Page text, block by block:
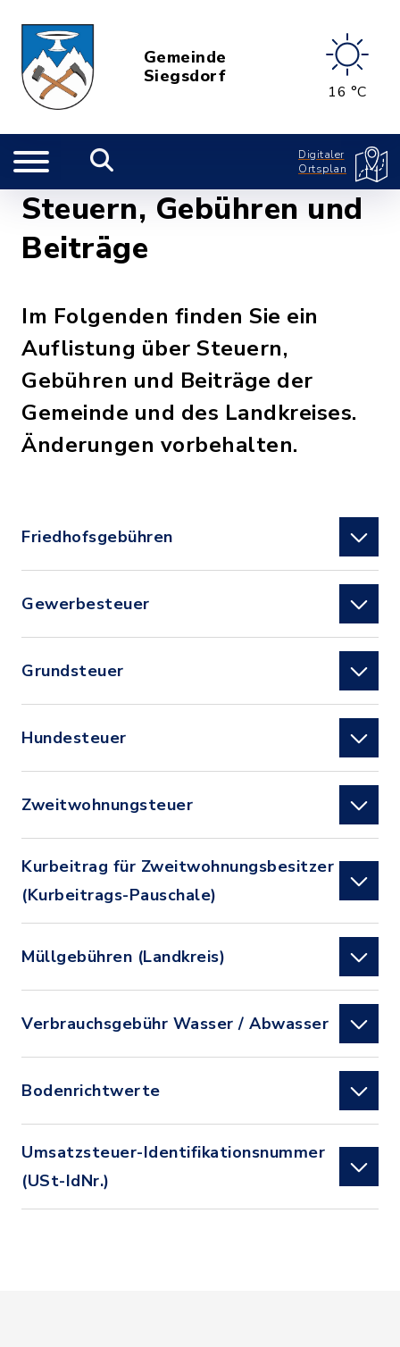
Gemeinde
Siegsdorf
16 °C
Digitaler
Ortsplan
Steuern, Gebühren und
Beiträge
Im Folgenden finden Sie ein
Auflistung über Steuern,
Gebühren und Beiträge der
Gemeinde und des Landkreises.
Änderungen vorbehalten.
Friedhofsgebühren
Gewerbesteuer
Grundsteuer
Hundesteuer
Zweitwohnungsteuer
Kurbeitrag für Zweitwohnungsbesitzer
(Kurbeitrags-Pauschale)
Müllgebühren (Landkreis)
Verbrauchsgebühr Wasser / Abwasser
Bodenrichtwerte
Umsatzsteuer-Identifikationsnummer
(USt-IdNr.)